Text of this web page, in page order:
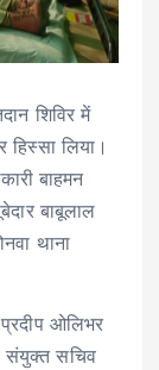
शिविर में
हिस्सा लिया।
बाहमन
बाबूलाल
थाना
ओलिभर
संयुक्त सचिव